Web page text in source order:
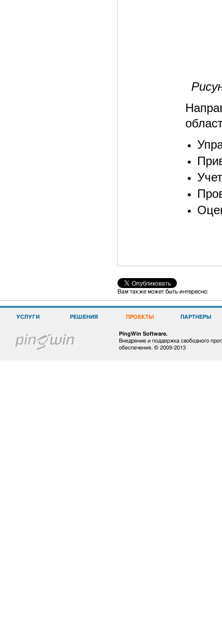
Вам также может быть интересно:
УСЛУГИ РЕШЕНИЯ ПРОЕКТЫ ПАРТНЕРЫ
PingWin Software.
Внедрение и поддержка свободного
обеспечения. © 2009-2013